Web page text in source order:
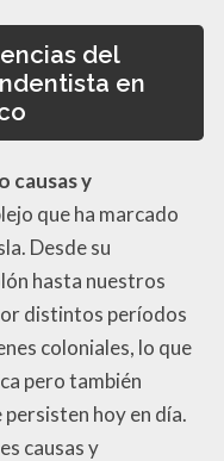
del
en
causas y
que ha marcado
Desde su
hasta nuestros
distintos períodos
coloniales, lo que
pero también
hoy en día.
causas y